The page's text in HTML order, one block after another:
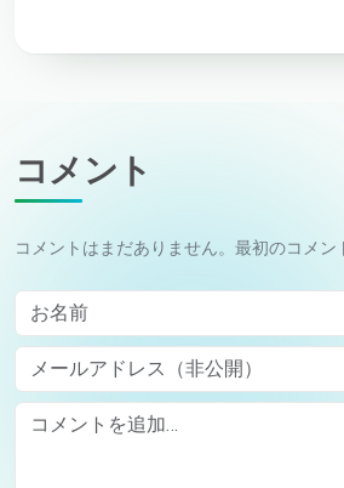
コメント
コメントはまだありません。最初のコメン
お名前
メールアドレス（非公開）
Comment